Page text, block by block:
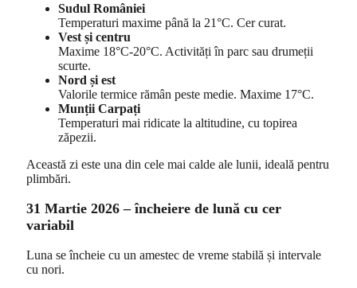
Sudul României
Temperaturi maxime până la 21°C. Cer curat.
Vest și centru
Maxime 18°C-20°C. Activități în parc sau drumeții
scurte.
Nord și est
Valorile termice rămân peste medie. Maxime 17°C.
Munții Carpați
Temperaturi mai ridicate la altitudine, cu topirea
zăpezii.
Această zi este una din cele mai calde ale lunii, ideală pentru
plimbări.
31 Martie 2026 – încheiere de lună cu cer
variabil
Luna se încheie cu un amestec de vreme stabilă și intervale
cu nori.